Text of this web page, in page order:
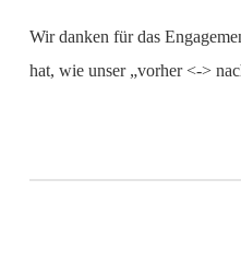
Wir danken für das
hat, wie unser „vorher <->